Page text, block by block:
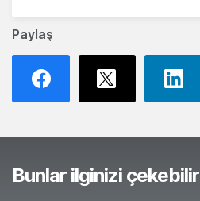
Paylaş
Bunlar ilginizi çekebilir